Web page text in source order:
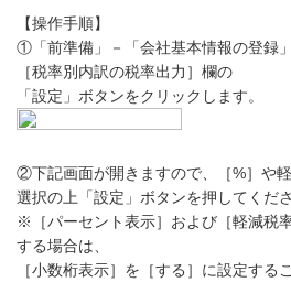
【操作手順】
①「前準備」－「会社基本情報の登録
［税率別内訳の税率出力］欄の
「設定」ボタンをクリックします。
②下記画面が開きますので、［%］や
選択の上「設定」ボタンを押してくださ
※［パーセント表示］および［軽減税
する場合は、
［小数桁表示］を［する］に設定する